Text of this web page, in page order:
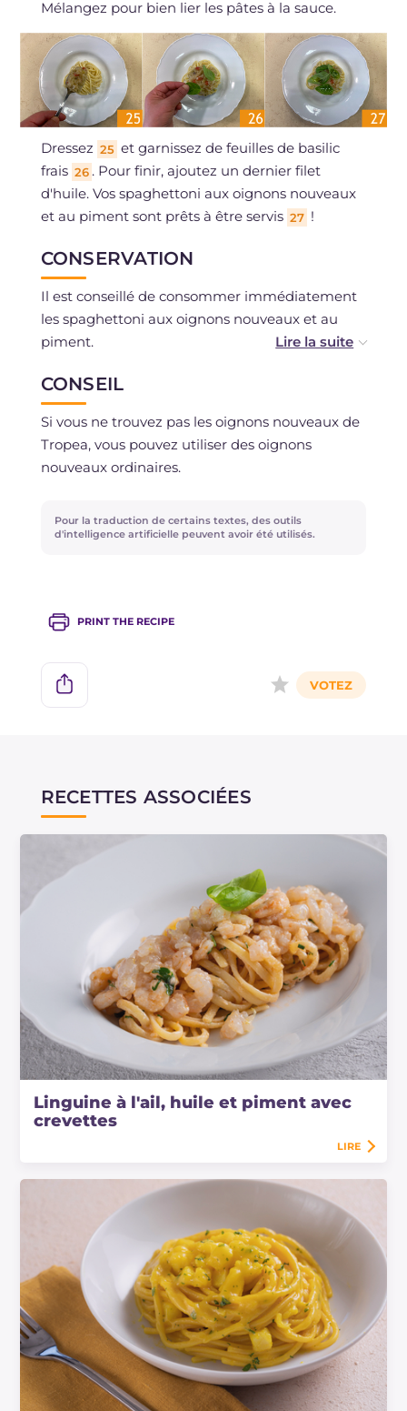
Mélangez pour bien lier les pâtes à la sauce.
Dressez 25 et garnissez de feuilles de basilic
frais 26 . Pour finir, ajoutez un dernier filet
d'huile. Vos spaghettoni aux oignons nouveaux
et au piment sont prêts à être servis 27 !
CONSERVATION
Il est conseillé de consommer immédiatement
les spaghettoni aux oignons nouveaux et au
piment.
La crème d'oignons nouveaux peut se conserver
au réfrigérateur pendant 2 jours.
CONSEIL
Si vous ne trouvez pas les oignons nouveaux de
Tropea, vous pouvez utiliser des oignons
nouveaux ordinaires.
Pour la traduction de certains textes, des outils
d'intelligence artificielle peuvent avoir été utilisés.
PRINT THE RECIPE
RECETTES ASSOCIÉES
Linguine à l'ail, huile et piment avec
crevettes
LIRE